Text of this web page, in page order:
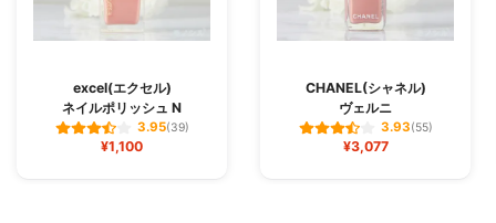
excel(エクセル)
ネイルポリッシュ N
3.95(39)
¥1,100
CHANEL(シャネル)
ヴェルニ
3.93(55)
¥3,077